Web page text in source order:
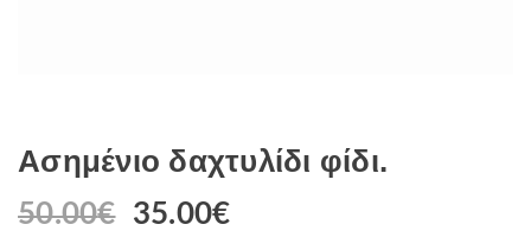
Ασημένιο δαχτυλίδι φίδι.
50.00€ 35.00€